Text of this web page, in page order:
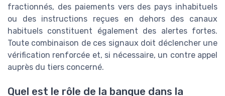
fractionnés, des paiements vers des pays inhabituels
ou des instructions reçues en dehors des canaux
habituels constituent également des alertes fortes.
Toute combinaison de ces signaux doit déclencher une
vérification renforcée et, si nécessaire, un contre appel
auprès du tiers concerné.
Quel est le rôle de la banque dans la